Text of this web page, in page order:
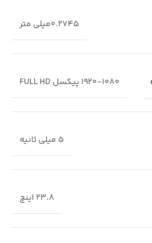
0.2745میلی متر
1920-1080 پیکسل FULL HD
5 میلی ثانیه
23.8 اینچ